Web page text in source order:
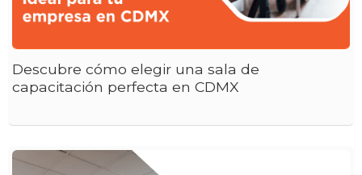
Descubre cómo elegir una sala de
capacitación perfecta en CDMX